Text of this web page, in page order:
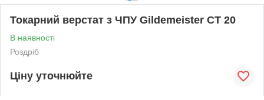
Токарний верстат з ЧПУ Gildemeister CT 20
В наявності
Роздріб
Ціну уточнюйте